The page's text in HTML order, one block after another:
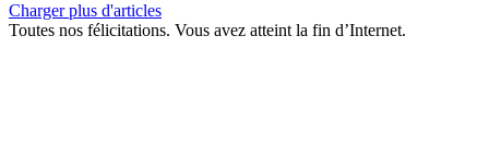
Charger plus d'articles
Toutes nos félicitations. Vous avez atteint la fin d’Internet.